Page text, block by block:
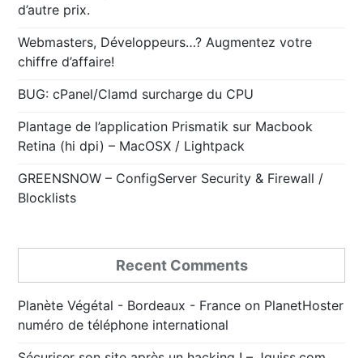
d’autre prix.
Webmasters, Développeurs…? Augmentez votre
chiffre d’affaire!
BUG: cPanel/Clamd surcharge du CPU
Plantage de l’application Prismatik sur Macbook
Retina (hi dpi) – MacOSX / Lightpack
GREENSNOW – ConfigServer Security & Firewall /
Blocklists
Recent Comments
Planète Végétal - Bordeaux - France on PlanetHoster
numéro de téléphone international